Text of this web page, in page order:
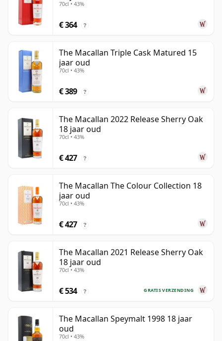
70cl • 43%
€ 364 ?
The Macallan Triple Cask Matured 15
jaar oud
70cl • 43%
€ 389 ?
The Macallan 2022 Release Sherry Oak
18 jaar oud
70cl • 43%
€ 427 ?
The Macallan The Colour Collection 18
jaar oud
70cl • 43%
€ 427 ?
The Macallan 2021 Release Sherry Oak
18 jaar oud
70cl • 43%
GRATIS VERZENDING
€ 534 ?
The Macallan Speymalt 1998 18 jaar
oud
70cl • 43%